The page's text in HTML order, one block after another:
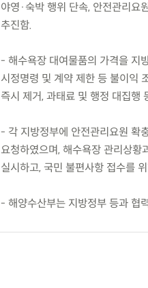
야영·숙박 행위 단속, 안전관리요
추진함.
- 해수욕장 대여물품의 가격을 지
시정명령 및 계약 제한 등 불이익
즉시 제거, 과태료 및 행정 대집행
- 각 지방정부에 안전관리요원 확
요청하였으며, 해수욕장 관리상
실시하고, 국민 불편사항 접수를
- 해양수산부는 지방정부 등과 협